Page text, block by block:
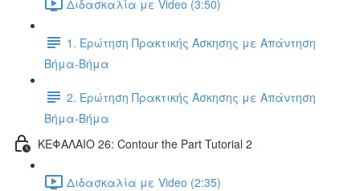
Διδασκαλία με Video (3:50)
1. Ερώτηση Πρακτικής Άσκησης με Απάντηση
Βήμα-Βήμα
2. Ερώτηση Πρακτικής Άσκησης με Απάντηση
Βήμα-Βήμα
ΚΕΦΑΛΑΙΟ 26: Contour the Part Tutorial 2
Διδασκαλία με Video (2:35)